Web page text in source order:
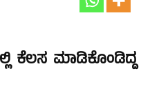
ಕೆಲಸ ಮಾಡಿಕೊಂಡಿದ್ದ